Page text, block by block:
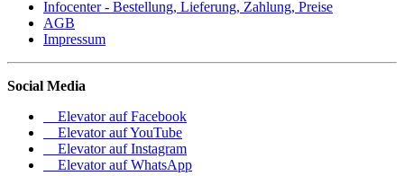
Infocenter - Bestellung, Lieferung, Zahlung, Preise
AGB
Impressum
Social Media
Elevator auf Facebook
Elevator auf YouTube
Elevator auf Instagram
Elevator auf WhatsApp